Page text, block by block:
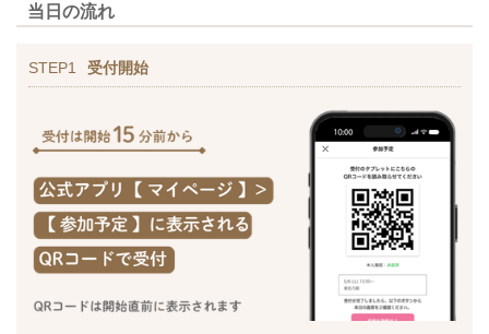
当日の流れ
STEP1 受付開始